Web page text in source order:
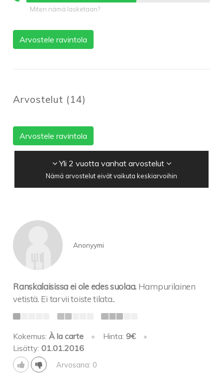
Miten nämä lasketaan?
Arvostele ravintola
Arvostelut (14)
Arvostele ravintola
Yli 2 vuotta vanhat arvostelut
Nämä arvostelut eivät vaikuta keskiarvoihin
Anonyymi
Ranskalaisissa ei ole edes suolaa. Hampurilainen
vetistä. Ei tarvii toiste tilata..
Kokemus:À la carte • Hinta: 9€
•
Lisätty:01.01.2016
Arvosana: 0